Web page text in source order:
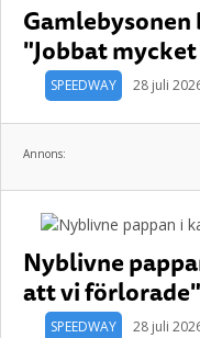
"Jobbat
SPEEDWAY 28 juli
Annons:
Nyblivne
att vi förlorade"
SPEEDWAY 28 juli